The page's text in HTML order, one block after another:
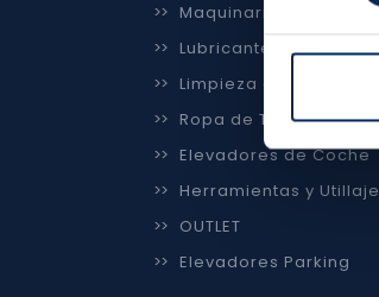
>> Maquinaria y Taller
>> Lubricantes y Gas
>> Limpieza e Higiene
>> Ropa de Trabajo
>> Elevadores de Coche
>> Herramientas y Utillaje
>> OUTLET
>> Elevadores Parking